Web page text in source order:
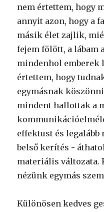
nem értettem, hogy
annyit azon, hogy a
másik élet zajlik,
fejem fölött, a
mindenhol emberek
értettem, hogy
egymásnak
mindent hallottak a
effektust és legalább
belső kerítés -
materiális változata.
nézünk egymás
Különösen kedves